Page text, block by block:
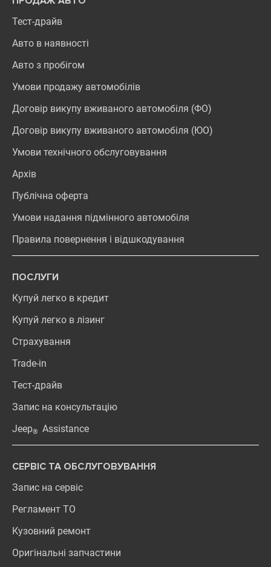
Тест-драйв
Авто в наявності
Авто з пробігом
Умови продажу автомобілів
Договір викупу вживаного автомобіля (ФО)
Договір викупу вживаного автомобіля (ЮО)
Умови технічного обслуговування
Архів
Публічна оферта
Умови надання підмінного автомобіля
Правила повернення і відшкодування
ПОСЛУГИ
Купуй легко в кредит
Купуй легко в лізинг
Страхування
Trade-in
Тест-драйв
Запис на консультацію
Jeep® Assistance
СЕРВІС ТА ОБСЛУГОВУВАННЯ
Запис на сервіс
Регламент ТО
Кузовний ремонт
Оригінальні запчастини